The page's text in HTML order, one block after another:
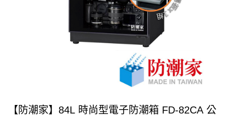
【防潮家】84L 時尚型電子防潮箱 FD-82CA 公